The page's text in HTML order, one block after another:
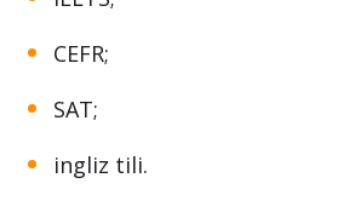
CEFR;
SAT;
ingliz tili.